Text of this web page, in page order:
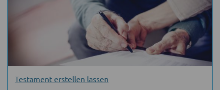
Testament erstellen lassen